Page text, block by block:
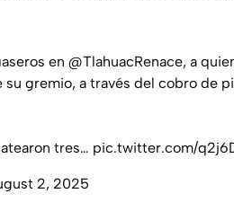
en @TlahuacRenace, a
gremio, a través del cobro de
tres… pic.twitter.com/
2, 2025